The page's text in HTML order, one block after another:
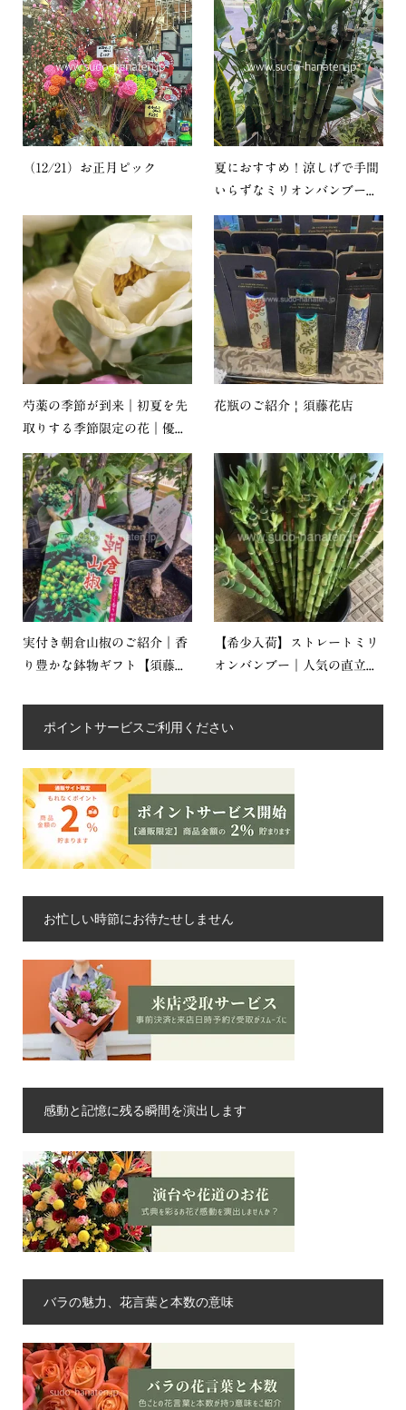
（12/21）お正月ピック
夏におすすめ！涼しげで手間
いらずなミリオンバンブー...
芍薬の季節が到来｜初夏を先
取りする季節限定の花｜優...
花瓶のご紹介 | 須藤花店
実付き朝倉山椒のご紹介｜香
り豊かな鉢物ギフト【須藤...
【希少入荷】ストレートミリ
オンバンブー｜人気の直立...
ポイントサービスご利用ください
お忙しい時節にお待たせしません
感動と記憶に残る瞬間を演出します
バラの魅力、花言葉と本数の意味